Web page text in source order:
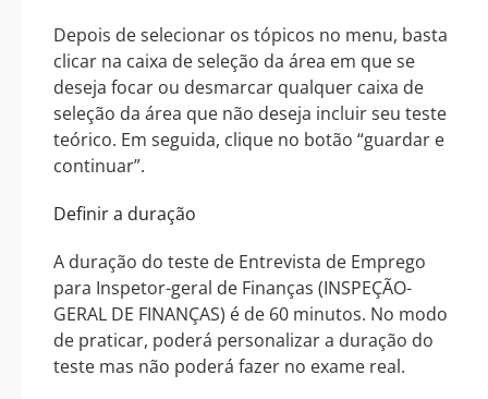
Depois de selecionar os tópicos no menu, basta
clicar na caixa de seleção da área em que se
deseja focar ou desmarcar qualquer caixa de
seleção da área que não deseja incluir seu teste
teórico. Em seguida, clique no botão “guardar e
continuar”.
Definir a duração
A duração do teste de Entrevista de Emprego
para Inspetor-geral de Finanças (INSPEÇÃO-
GERAL DE FINANÇAS) é de 60 minutos. No modo
de praticar, poderá personalizar a duração do
teste mas não poderá fazer no exame real.